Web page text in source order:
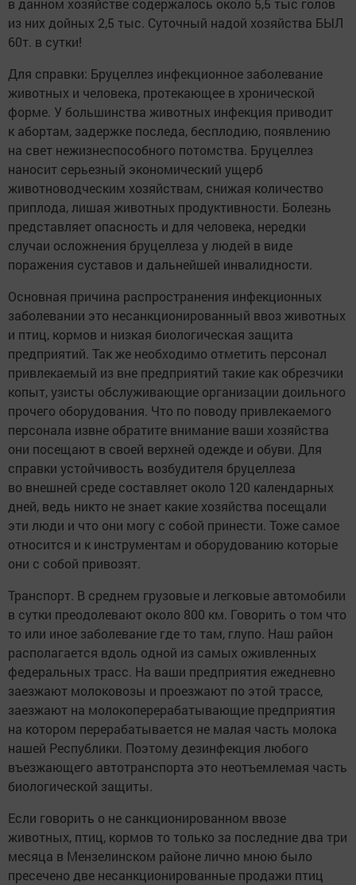
в данном хозяйстве содержалось около 5,5 тыс голов
из них дойных 2,5 тыс. Суточный надой хозяйства БЫЛ
60т. в сутки!
Для справки: Бруцеллез инфекционное заболевание
животных и человека, протекающее в хронической
форме. У большинства животных инфекция приводит
к абортам, задержке последа, бесплодию, появлению
на свет нежизнеспособного потомства. Бруцеллез
наносит серьезный экономический ущерб
животноводческим хозяйствам, снижая количество
приплода, лишая животных продуктивности. Болезнь
представляет опасность и для человека, нередки
случаи осложнения бруцеллеза у людей в виде
поражения суставов и дальнейшей инвалидности.
Основная причина распространения инфекционных
заболевании это несанкционированный ввоз животных
и птиц, кормов и низкая биологическая защита
предприятий. Так же необходимо отметить персонал
привлекаемый из вне предприятий такие как обрезчики
копыт, узисты обслуживающие организации доильного
прочего оборудования. Что по поводу привлекаемого
персонала извне обратите внимание ваши хозяйства
они посещают в своей верхней одежде и обуви. Для
справки устойчивость возбудителя бруцеллеза
во внешней среде составляет около 120 календарных
дней, ведь никто не знает какие хозяйства посещали
эти люди и что они могу с собой принести. Тоже самое
относится и к инструментам и оборудованию которые
они с собой привозят.
Транспорт. В среднем грузовые и легковые автомобили
в сутки преодолевают около 800 км. Говорить о том что
то или иное заболевание где то там, глупо. Наш район
располагается вдоль одной из самых оживленных
федеральных трасс. На ваши предприятия ежедневно
заезжают молоковозы и проезжают по этой трассе,
заезжают на молокоперерабатывающие предприятия
на котором перерабатывается не малая часть молока
нашей Республики. Поэтому дезинфекция любого
въезжающего автотранспорта это неотъемлемая часть
биологической защиты.
Если говорить о не санкционированном ввозе
животных, птиц, кормов то только за последние два три
месяца в Мензелинском районе лично мною было
пресечено две несанкционированные продажи птиц